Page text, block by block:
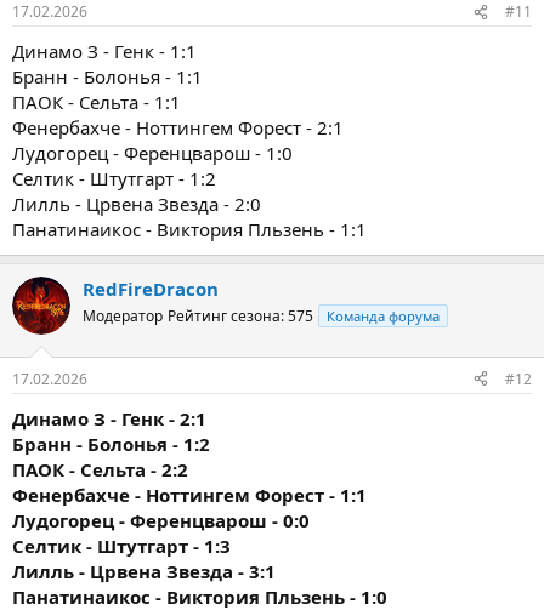
17.02.2026 #11
Динамо З - Генк - 1:1
Бранн - Болонья - 1:1
ПАОК - Сельта - 1:1
Фенербахче - Ноттингем Форест - 2:1
Лудогорец - Ференцварош - 1:0
Селтик - Штутгарт - 1:2
Лилль - Црвена Звезда - 2:0
Панатинаикос - Виктория Пльзень - 1:1
RedFireDracon
Модератор Рейтинг сезона: 575 Команда форума
17.02.2026 #12
Динамо З - Генк - 2:1
Бранн - Болонья - 1:2
ПАОК - Сельта - 2:2
Фенербахче - Ноттингем Форест - 1:1
Лудогорец - Ференцварош - 0:0
Селтик - Штутгарт - 1:3
Лилль - Црвена Звезда - 3:1
Панатинаикос - Виктория Пльзень - 1:0